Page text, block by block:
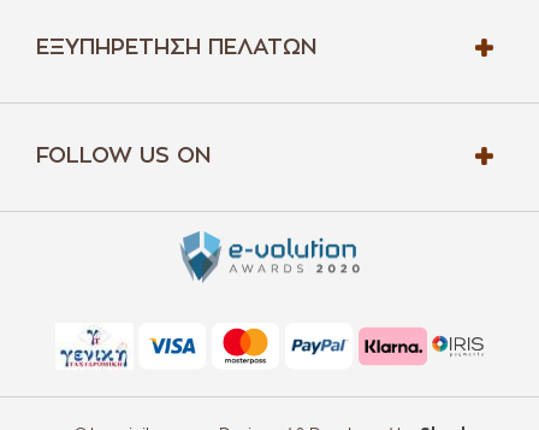
ΕΞΥΠΗΡΈΤΗΣΗ ΠΕΛΑΤΏΝ
FOLLOW US ON